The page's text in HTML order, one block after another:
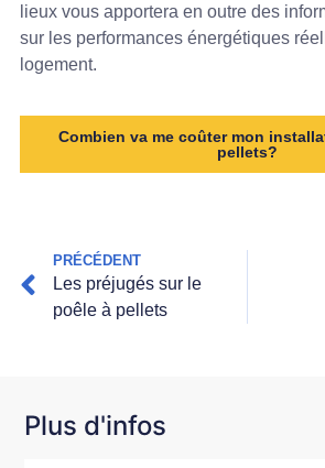
lieux vous apportera en outre des
sur les performances énergétiques
logement.
Combien va me coûter mon
pellets?
PRÉCÉDENT
Les préjugés sur le
poêle à pellets
Plus d'infos